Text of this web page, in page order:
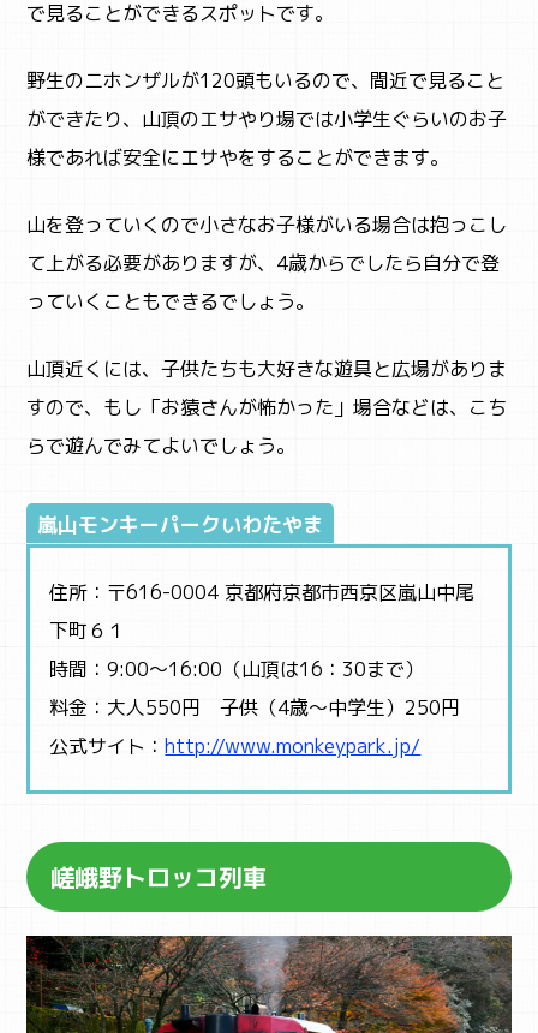
子育て
STUDY
で見ることができるスポットです。
野生のニホンザルが120頭もいるので、間近で見ること
ができたり、山頂のエサやり場では小学生ぐらいのお子
様であれば安全にエサやをすることができます。
山を登っていくので小さなお子様がいる場合は抱っこし
て上がる必要がありますが、4歳からでしたら自分で登
っていくこともできるでしょう。
山頂近くには、子供たちも大好きな遊具と広場がありま
すので、もし「お猿さんが怖かった」場合などは、こち
らで遊んでみてよいでしょう。
嵐山モンキーパークいわたやま
住所：〒616-0004 京都府京都市西京区嵐山中尾
下町６１
時間：9:00～16:00（山頂は16：30まで）
料金：大人550円 子供（4歳～中学生）250円
公式サイト：http://www.monkeypark.jp/
嵯峨野トロッコ列車